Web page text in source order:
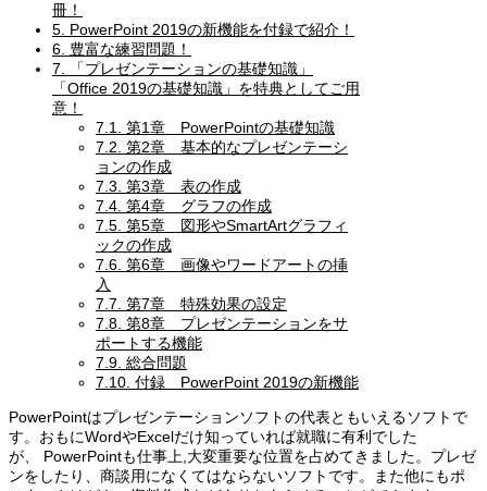
冊！
5. PowerPoint 2019の新機能を付録で紹介！
6. 豊富な練習問題！
7.
「プレゼンテーションの基礎知識」
「Office 2019の基礎知識」を特典としてご用
意！
7.1.
第1章 PowerPointの基礎知識
7.2. 第2章 基本的なプレゼンテーシ
ョンの作成
7.3. 第3章 表の作成
7.4. 第4章 グラフの作成
7.5. 第5章 図形やSmartArtグラフィ
ックの作成
7.6. 第6章 画像やワードアートの挿
入
7.7. 第7章 特殊効果の設定
7.8. 第8章 プレゼンテーションをサ
ポートする機能
7.9. 総合問題
7.10. 付録 PowerPoint 2019の新機能
PowerPointはプレゼンテーションソフトの代表ともいえるソフトで
す。おもにWordやExcelだけ知っていれば就職に有利でした
が、 PowerPointも仕事上,大変重要な位置を占めてきました。プレゼ
ンをしたり、商談用になくてはならないソフトです。また他にもポ